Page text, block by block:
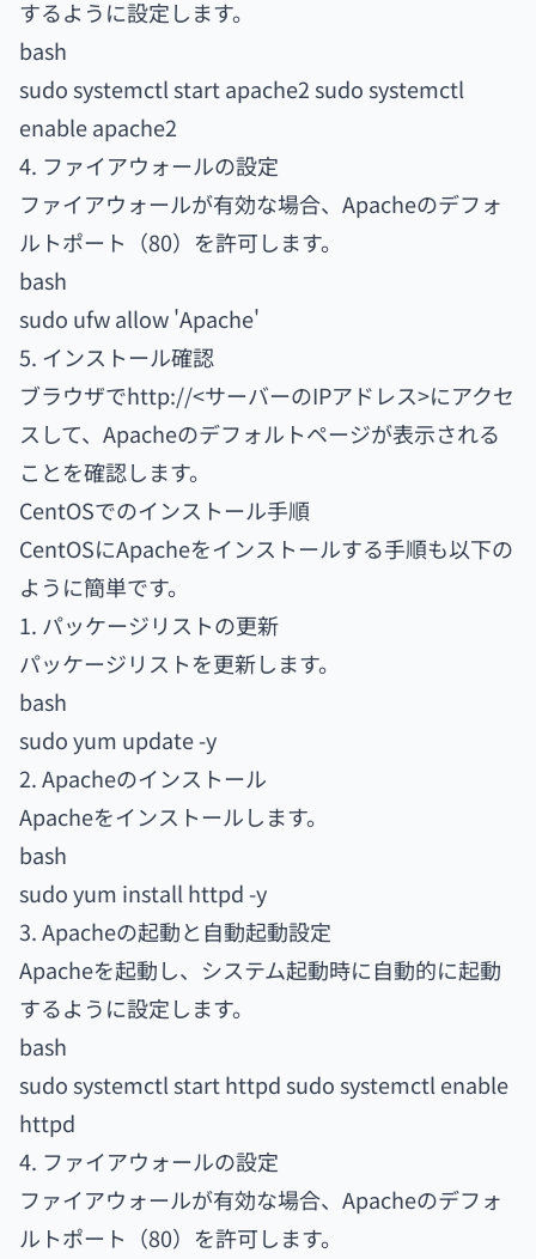
するように設定します。
bash
sudo systemctl start apache2 sudo systemctl
enable apache2
4. ファイアウォールの設定
ファイアウォールが有効な場合、Apacheのデフォ
ルトポート（80）を許可します。
bash
sudo ufw allow 'Apache'
5. インストール確認
ブラウザでhttp://<サーバーのIPアドレス>にアクセ
スして、Apacheのデフォルトページが表示される
ことを確認します。
CentOSでのインストール手順
CentOSにApacheをインストールする手順も以下の
ように簡単です。
1. パッケージリストの更新
パッケージリストを更新します。
bash
sudo yum update -y
2. Apacheのインストール
Apacheをインストールします。
bash
sudo yum install httpd -y
3. Apacheの起動と自動起動設定
Apacheを起動し、システム起動時に自動的に起動
するように設定します。
bash
sudo systemctl start httpd sudo systemctl enable
httpd
4. ファイアウォールの設定
ファイアウォールが有効な場合、Apacheのデフォ
ルトポート（80）を許可します。